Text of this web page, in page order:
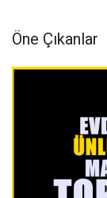
Öne Çıkanlar